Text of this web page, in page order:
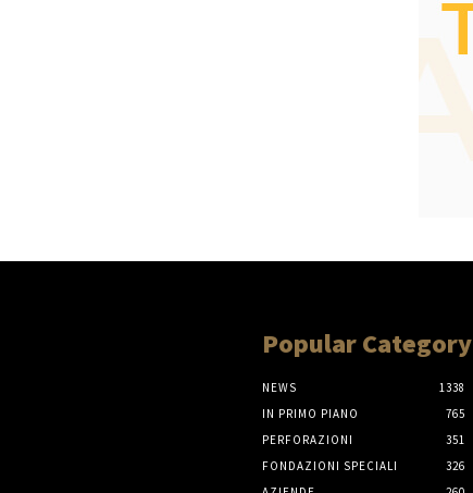
Popular Category
NEWS
1338
IN PRIMO PIANO
765
PERFORAZIONI
351
FONDAZIONI SPECIALI
326